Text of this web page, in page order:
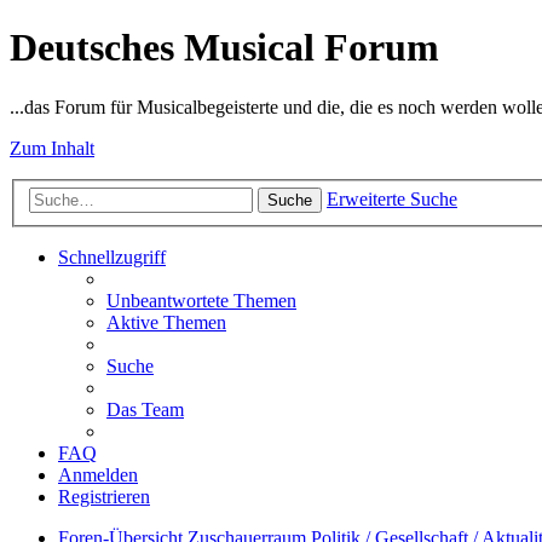
Deutsches Musical Forum
...das Forum für Musicalbegeisterte und die, die es noch werden
Zum Inhalt
Suche Erweiterte Suche
Schnellzugriff
Unbeantwortete Themen
Aktive Themen
Suche
Das Team
FAQ
Anmelden
Registrieren